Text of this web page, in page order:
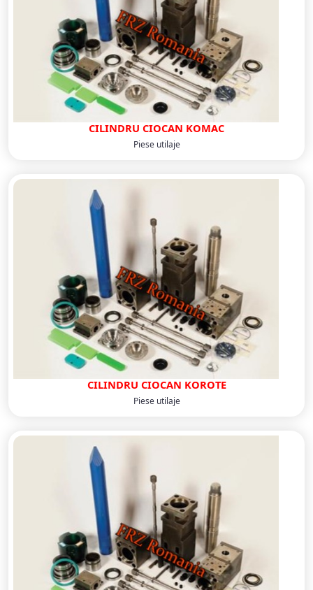
CILINDRU CIOCAN KOMAC
Piese utilaje
CILINDRU CIOCAN KOROTE
Piese utilaje